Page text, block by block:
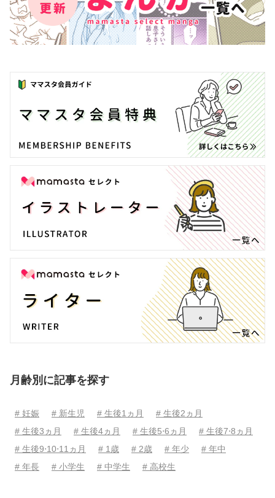
月齢別に記事を探す
# 妊娠 # 新生児 # 生後1ヵ月
# 生後2ヵ月
# 生後3ヵ月
# 生後4ヵ月 # 生後5⋅6ヵ月
# 生後7⋅8ヵ月
# 生後9⋅10⋅11ヵ月
# 1歳 # 2歳 # 年少
# 年中
# 年長
# 小学生 # 中学生 # 高校生